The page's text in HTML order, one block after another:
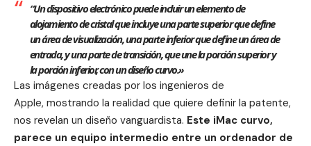
“Un dispositivo electrónico puede incluir un elemento de
alojamiento de cristal que incluye una parte superior que define
un área de visualización, una parte inferior que define un área de
entrada, y una parte de transición, que une la porción superior y
la porción inferior, con un diseño curvo.»
Las imágenes creadas por los ingenieros de
Apple, mostrando la realidad que quiere definir la patente,
nos revelan un diseño vanguardista. Este iMac curvo,
parece un equipo intermedio entre un ordenador de